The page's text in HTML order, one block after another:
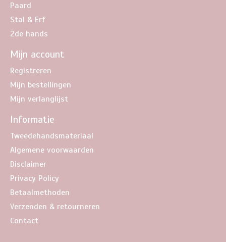
Paard
Stal & Erf
2de hands
Mijn account
Registreren
Mijn bestellingen
Mijn verlanglijst
Informatie
Tweedehandsmateriaal
Algemene voorwaarden
Disclaimer
Privacy Policy
Betaalmethoden
Verzenden & retourneren
Contact